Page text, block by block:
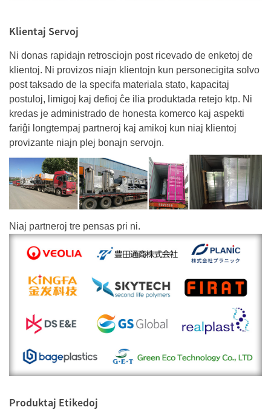
Klientaj Servoj
Ni donas rapidajn retrosciojn post ricevado de enketoj de
klientoj. Ni provizos niajn klientojn kun personecigita solvo
post taksado de la specifa materiala stato, kapacitaj
postuloj, limigoj kaj defioj ĉe ilia produktada retejo ktp. Ni
kredas je administrado de honesta komerco kaj aspekti
fariĝi longtempaj partneroj kaj amikoj kun niaj klientoj
provizante niajn plej bonajn servojn.
Niaj partneroj tre pensas pri ni.
Produktaj Etikedoj